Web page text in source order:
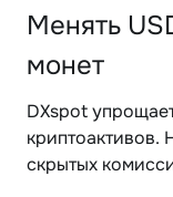
Менять
монет
DXspot
криптоактивов.
скрытых